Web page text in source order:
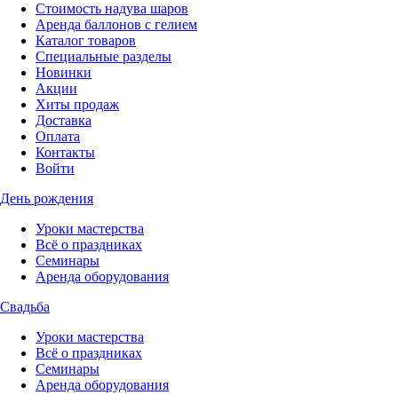
Стоимость надува шаров
Аренда баллонов с гелием
Каталог товаров
Специальные разделы
Новинки
Акции
Хиты продаж
Доставка
Оплата
Контакты
Войти
День рождения
Уроки мастерства
Всё о праздниках
Семинары
Аренда оборудования
Свадьба
Уроки мастерства
Всё о праздниках
Семинары
Аренда оборудования